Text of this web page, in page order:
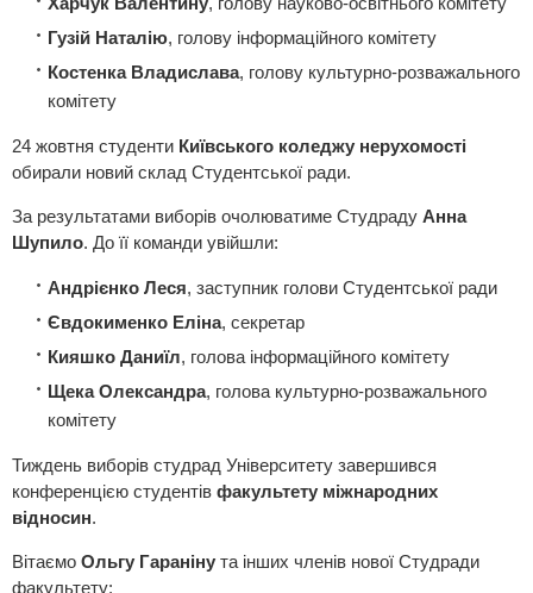
Гузій Наталію, голову інформаційного комітету
Костенка Владислава, голову культурно-розважального
комітету
24 жовтня студенти Київського коледжу нерухомості
обирали новий склад Студентської ради.
За результатами виборів очолюватиме Студраду Анна
Шупило. До її команди увійшли:
Андрієнко Леся, заступник голови Студентської ради
Євдокименко Еліна, секретар
Кияшко Даниїл, голова інформаційного комітету
Щека Олександра, голова культурно-розважального
комітету
Тиждень виборів студрад Університету завершився
конференцією студентів факультету міжнародних
відносин.
Вітаємо Ольгу Гараніну та інших членів нової Студради
факультету: